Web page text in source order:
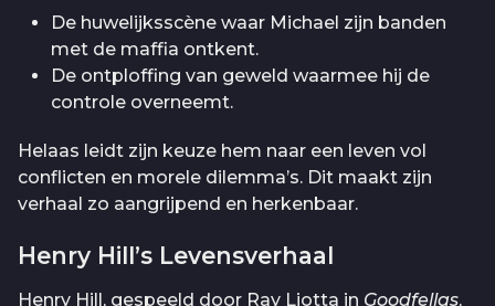
De huwelijksscène waar Michael zijn banden
met de maffia ontkent.
De ontploffing van geweld waarmee hij de
controle overneemt.
Helaas leidt zijn keuze hem naar een leven vol
conflicten en morele dilemma’s. Dit maakt zijn
verhaal zo aangrijpend en herkenbaar.
Henry Hill’s Levensverhaal
Henry Hill, gespeeld door Ray Liotta in Goodfellas,